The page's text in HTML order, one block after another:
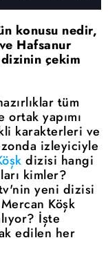
konusu nedir,
Hafsanur
çekim
tüm
ortak yapımı
karakterleri ve
izleyiciyle
dizisi hangi
kimler?
yeni dizisi
Köşk
İşte
edilen her